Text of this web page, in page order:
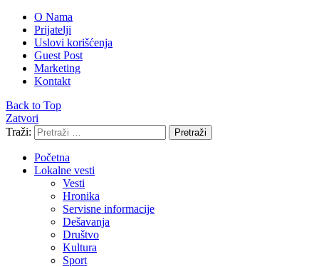
O Nama
Prijatelji
Uslovi korišćenja
Guest Post
Marketing
Kontakt
Back to Top
Zatvori
Traži:
Pretraži
Početna
Lokalne vesti
Vesti
Hronika
Servisne informacije
Dešavanja
Društvo
Kultura
Sport